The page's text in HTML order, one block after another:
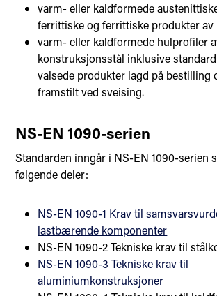
varm- eller kaldformede
ferrittiske og ferrittiske produkter
varm- eller kaldformede hulprofiler
konstruksjonsstål inklusive
valsede produkter lagd på bestilling
framstilt ved sveising.
NS-EN 1090-serien
Standarden inngår i NS-EN 1090-serien
følgende deler:
NS-EN 1090-1 Krav til
lastbærende komponenter
NS-EN 1090-2 Tekniske krav til
NS-EN 1090-3 Tekniske krav til
aluminiumkonstruksjoner